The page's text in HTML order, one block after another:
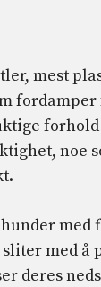
mest
noe
med
med å
deres